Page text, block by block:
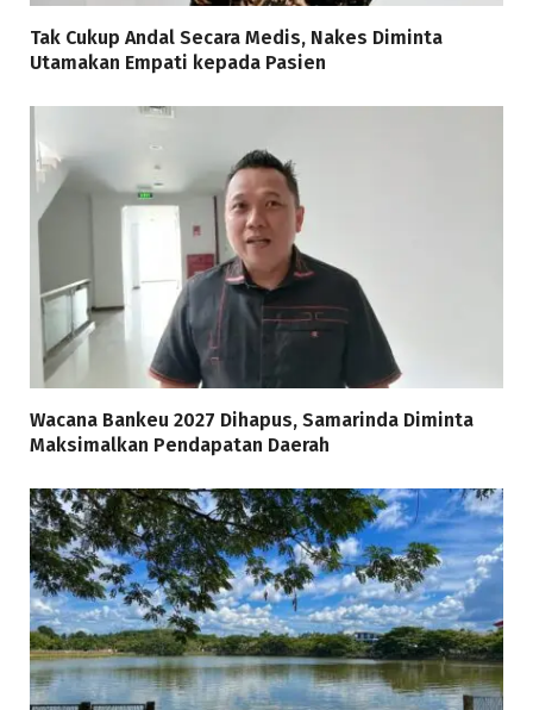
Tak Cukup Andal Secara Medis, Nakes Diminta
Utamakan Empati kepada Pasien
Wacana Bankeu 2027 Dihapus, Samarinda Diminta
Maksimalkan Pendapatan Daerah